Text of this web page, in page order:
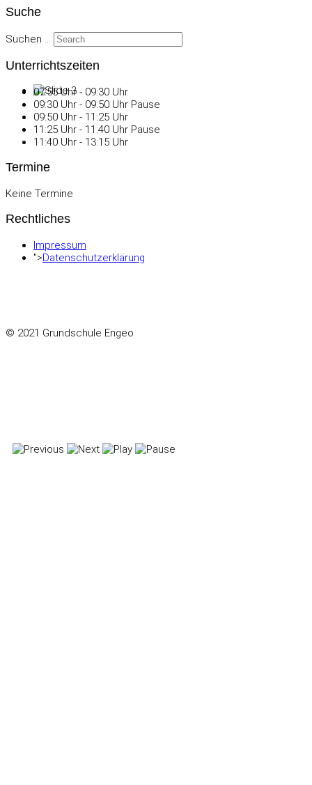
Suche
Suchen ...
Unterrichtszeiten
07:55 Uhr - 09:30 Uhr
09:30 Uhr - 09:50 Uhr Pause
09:50 Uhr - 11:25 Uhr
11:25 Uhr - 11:40 Uhr Pause
11:40 Uhr - 13:15 Uhr
Termine
Keine Termine
Rechtliches
Impressum
">Datenschutzerklärung
© 2021 Grundschule Engeo